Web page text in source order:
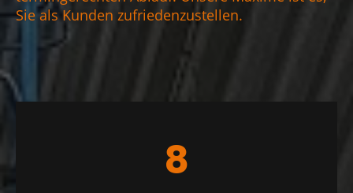
Sie als Kunden zufriedenzustellen.
8